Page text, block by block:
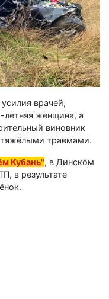
врачей,
летняя женщина, а
виновник
тяжёлыми травмами.
Кубань", в Динском
в результате